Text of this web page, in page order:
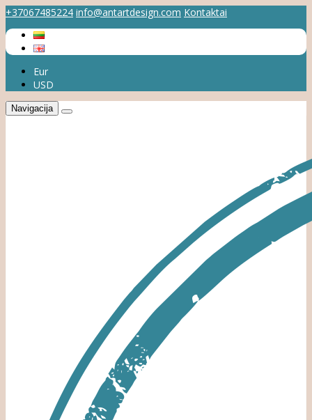
+37067485224 info@antartdesign.com Kontaktai
Eur
USD
Navigacija